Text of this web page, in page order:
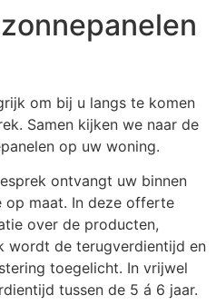
om bij u langs te komen
Samen kijken we naar de
op uw woning.
ontvangt uw binnen
maat. In deze offerte
over de producten,
wordt de terugverdientijd en
toegelicht. In vrijwel
tussen de 5 á 6 jaar.